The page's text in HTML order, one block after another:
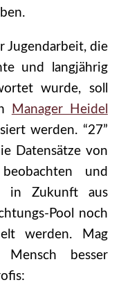
Jugendarbeit, die
und langjährig
wurde, soll
Manager Heidel
werden. “27”
Datensätze von
und
in Zukunft aus
Pool noch
werden. Mag
besser